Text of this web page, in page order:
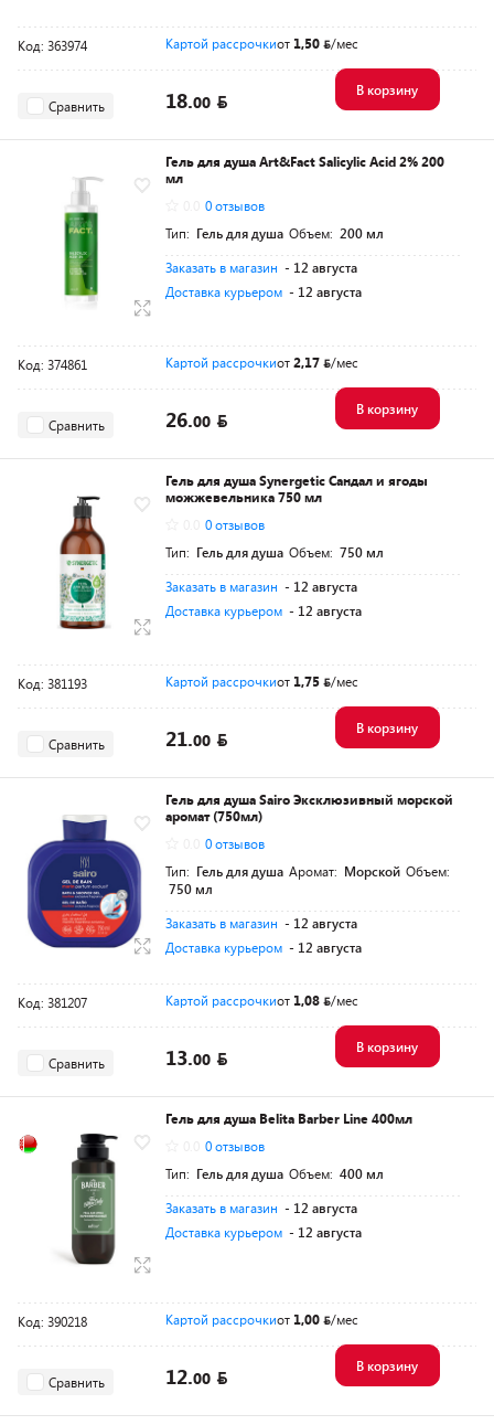
Код: 363974 Картой рассрочкиот 1,50 /мес
Сравнить 18.00
В корзину
Гель для душа Art&Fact Salicylic Acid 2% 200
мл
0 отзывов
Тип: Гель для душа Объем: 200 мл
Заказать в магазин - 12 августа
Доставка курьером - 12 августа
Код: 374861 Картой рассрочкиот2,17 /мес
Сравнить 26.00
В корзину
Гель для душа Synergetic Сандал и ягоды
можжевельника 750 мл
0 отзывов
Тип: Гель для душа Объем: 750 мл
Заказать в магазин - 12 августа
Доставка курьером - 12 августа
Код: 381193 Картой рассрочкиот 1,75 /мес
Сравнить 21.00
В корзину
Гель для душа Sairo Эксклюзивный морской
аромат (750мл)
0 отзывов
Тип: Гель для душа Аромат: Морской Объем:
750 мл
Заказать в магазин - 12 августа
Доставка курьером - 12 августа
Код: 381207 Картой рассрочкиот 1,08 /мес
Сравнить 13.00
В корзину
Гель для душа Belita Barber Line 400мл
0 отзывов
Тип: Гель для душа Объем: 400 мл
Заказать в магазин - 12 августа
Доставка курьером - 12 августа
Код: 390218 Картой рассрочкиот 1,00 /мес
Сравнить 12.00
В корзину